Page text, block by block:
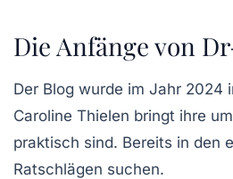
Die Anfänge von
Der Blog wurde im Jahr
Caroline Thielen bringt ihre
praktisch sind. Bereits in den
Ratschlägen suchen.